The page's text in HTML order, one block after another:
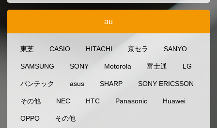
au
東芝 CASIO HITACHI 京セラ SANYO
SAMSUNG SONY Motorola 富士通 LG
パンテック asus SHARP SONY ERICSSON
その他 NEC HTC Panasonic Huawei
OPPO その他